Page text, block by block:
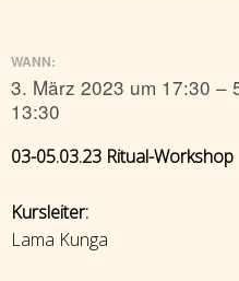
WANN:
3. März 2023 um 17:30 –
13:30
03-05.03.23 Ritual-Workshop
Kursleiter:
Lama Kunga